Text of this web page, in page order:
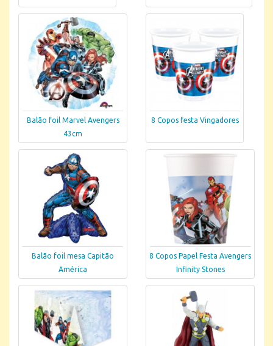
Balão foil Marvel Avengers
43cm
8 Copos festa Vingadores
Balão foil mesa Capitão
América
8 Copos Papel Festa Avengers
Infinity Stones